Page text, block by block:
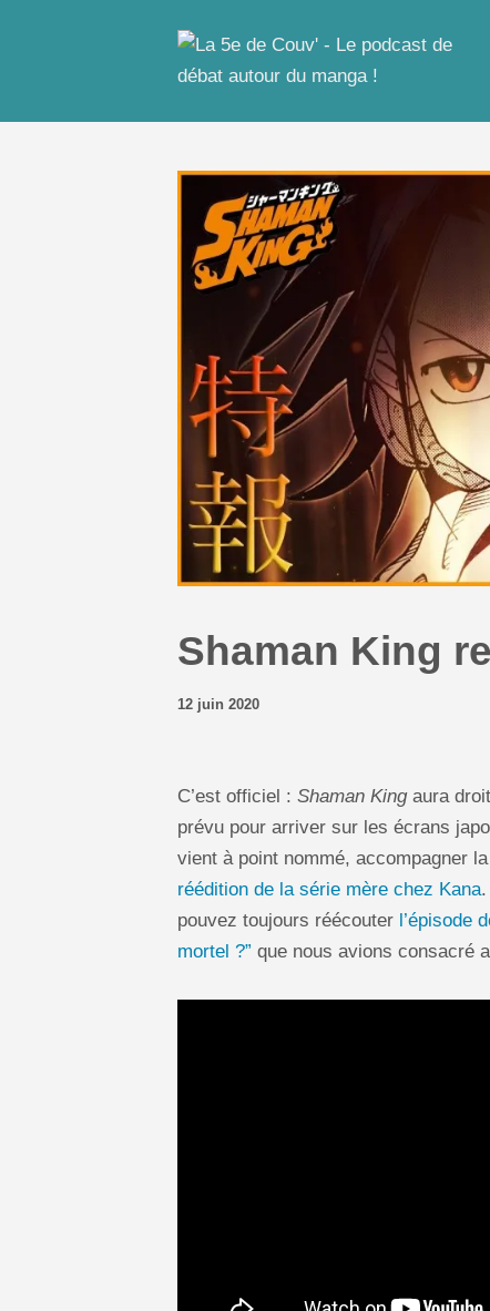
Shaman King
12 juin 2020
C’est officiel : Shaman Kingaura
prévu pour arriver sur les écrans
vient à point nommé, accompagner
réédition de la série mère chez Kana.
pouvez toujours réécouter l’épisode
mortel ?” que nous avions consacré